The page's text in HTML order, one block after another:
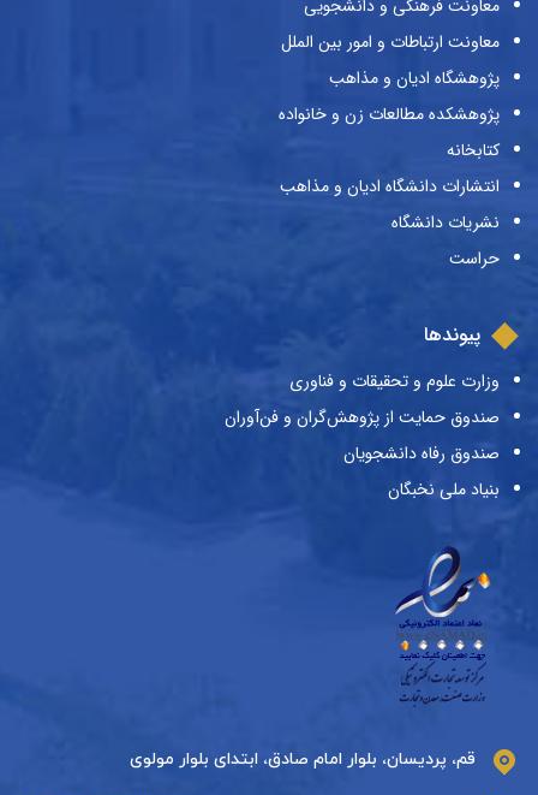
معاونت فرهنگی و دانشجویی
معاونت ارتباطات و امور بین الملل
پژوهشگاه ادیان و مذاهب
پژوهشکده مطالعات زن و خانواده
کتابخانه
انتشارات دانشگاه ادیان و مذاهب
نشریات دانشگاه
حراست
پیوندها
وزارت علوم و تحقیقات و فناوری
صندوق حمایت از پژوهش‌گران و فن‌آوران
صندوق رفاه دانشجویان
بنیاد ملی نخبگان
قم، پردیسان، بلوار امام صادق، ابتدای بلوار مولوی